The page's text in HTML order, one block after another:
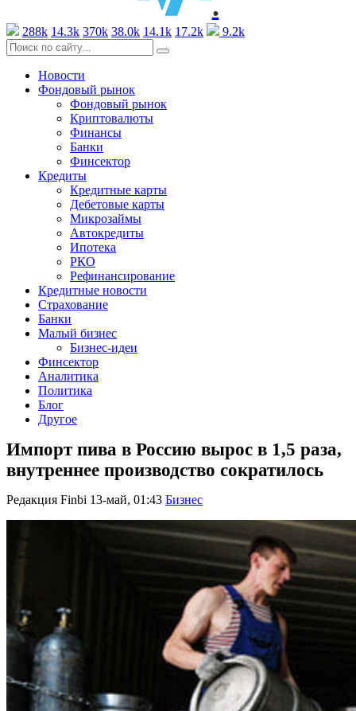
.
288k 14.3k 370k 38.0k 14.1k 17.2k 9.2k
Новости
Фондовый рынок
Фондовый рынок
Криптовалюты
Финансы
Банки
Финсектор
Кредиты
Кредитные карты
Дебетовые карты
Микрозаймы
Автокредиты
Ипотека
РКО
Рефинансирование
Кредитные новости
Страхование
Банки
Малый бизнес
Бизнес-идеи
Финсектор
Аналитика
Политика
Блог
Другое
Импорт пива в Россию вырос в 1,5 раза,
внутреннее производство сократилось
Редакция Finbi 13-май, 01:43 Бизнес